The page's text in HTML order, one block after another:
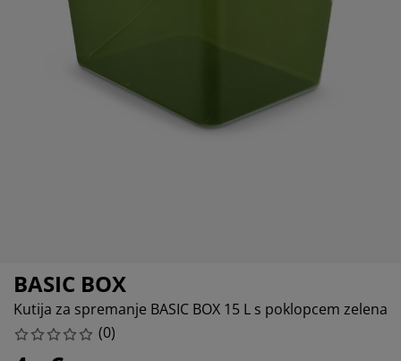
za spavaću sobu
kreveta
kreveta s pohranom
namještaja
rasvjeta
za kampiranje
BASIC BOX
Kutija za spremanje BASIC BOX 15 L s poklopcem zelena
(0)